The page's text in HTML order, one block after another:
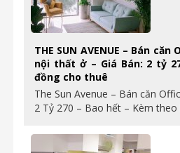
THE SUN AVENUE – Bán
nội thất ở – Giá Bán: 2 tỷ
đồng cho thuê
The Sun Avenue – Bán căn
2 Tỷ 270 – Bao hết – Kèm